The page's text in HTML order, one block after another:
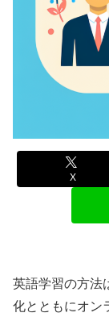
X
英語学習の方法
化とともにオン